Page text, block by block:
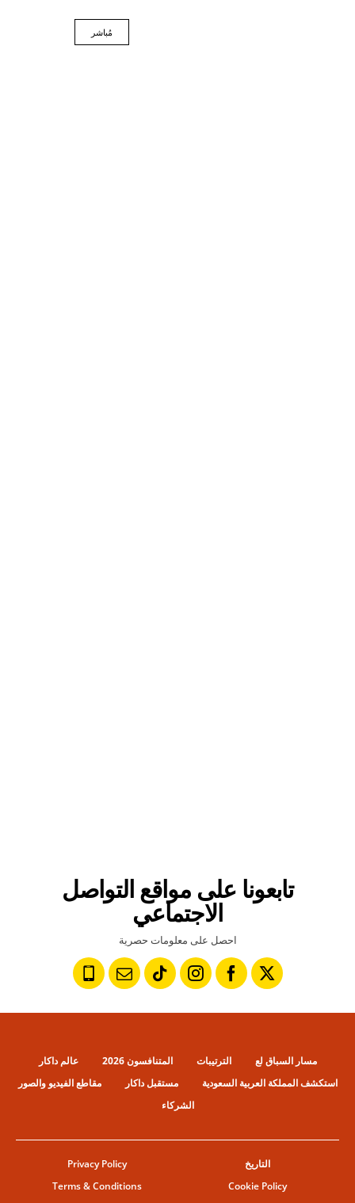
مُباشر
تابعونا على مواقع التواصل
الاجتماعي
احصل على معلومات حصرية
مسار السباق لع الترتيبات المتنافسون 2026
عالم داكار
استكشف المملكة العربية السعودية
مستقبل داكار
مقاطع الفيديو والصور
الشركاء
التاريخ
Privacy Policy
Cookie Policy
Terms & Conditions